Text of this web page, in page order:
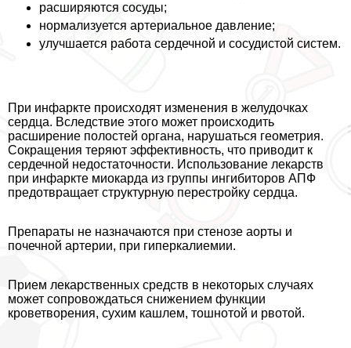
расширяются сосуды;
нормализуется артериальное давление;
улучшается работа сердечной и сосудистой систем.
При инфаркте происходят изменения в желудочках
сердца. Вследствие этого может происходить
расширение полостей органа, нарушаться геометрия.
Сокращения теряют эффективность, что приводит к
сердечной недостаточности. Использование лекарств
при инфаркте миокарда из группы ингибиторов АПФ
предотвращает структурную перестройку сердца.
Препараты не назначаются при стенозе аорты и
почечной артерии, при гиперкалиемии.
Прием лекарственных средств в некоторых случаях
может сопровождаться снижением функции
кроветворения, сухим кашлем, тошнотой и рвотой.